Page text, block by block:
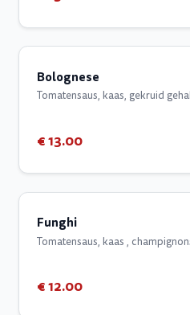
Bolognese
Tomatensaus, kaas, gekruid
€ 13.00
Funghi
Tomatensaus, kaas ,
€ 12.00